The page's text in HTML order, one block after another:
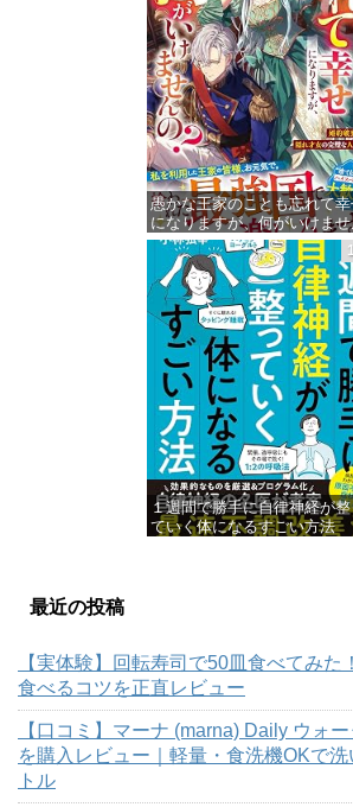
愚かな王家のことも忘れて
になりますが、何がいけま
の？～婚約破棄された隠れ
の完璧な人生計画～【電子
SS付き】 (ベリーズファン
ー)
価格：
１週間で勝手に自律神経が
ていく体になるすごい方法
価格
最近の投稿
【実体験】回転寿司で50皿食べてみた
食べるコツを正直レビュー
【口コミ】マーナ (marna) Daily ウォ
を購入レビュー｜軽量・食洗機OKで
トル